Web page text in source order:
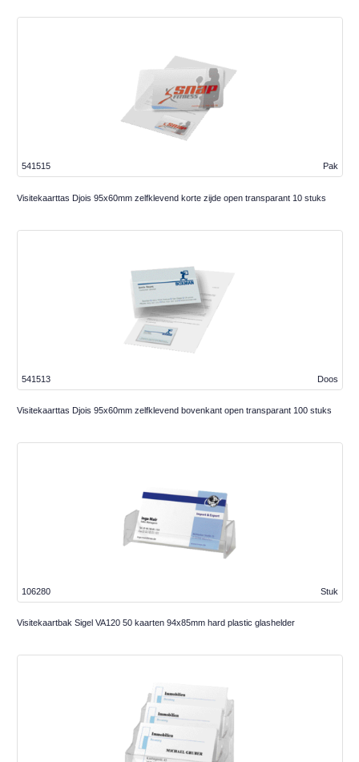
Pak
541515
Visitekaarttas Djois 95x60mm zelfklevend korte zijde open transparant 10 stuks
Doos
541513
Visitekaarttas Djois 95x60mm zelfklevend bovenkant open transparant 100 stuks
Stuk
106280
Visitekaartbak Sigel VA120 50 kaarten 94x85mm hard plastic glashelder